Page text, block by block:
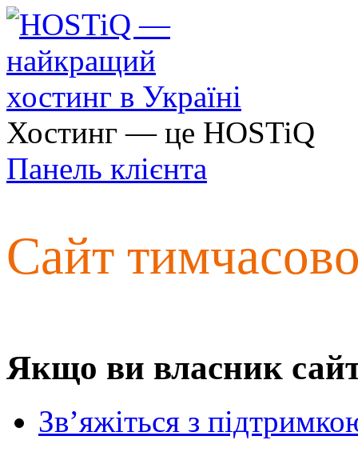
Хостинг — це HOSTiQ
Панель клієнта
Сайт
Якщо ви власник
Зв’яжіться з